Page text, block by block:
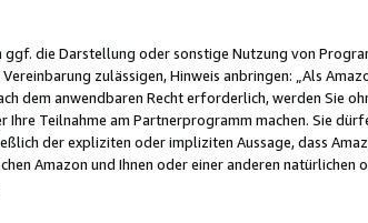
die Darstellung oder sonstige Nutzung von
zulässigen, Hinweis anbringen: „Als
dem anwendbaren Recht erforderlich, werden Sie
Teilnahme am Partnerprogramm machen. Sie
der expliziten oder impliziten Aussage, dass
Amazon und Ihnen oder einer anderen natürlichen